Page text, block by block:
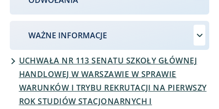
WAŻNE INFORMACJE
UCHWAŁA NR 113 SENATU SZKOŁY GŁÓWNEJ
HANDLOWEJ W WARSZAWIE W SPRAWIE
WARUNKÓW I TRYBU REKRUTACJI NA PIERWSZY
ROK STUDIÓW STACJONARNYCH I